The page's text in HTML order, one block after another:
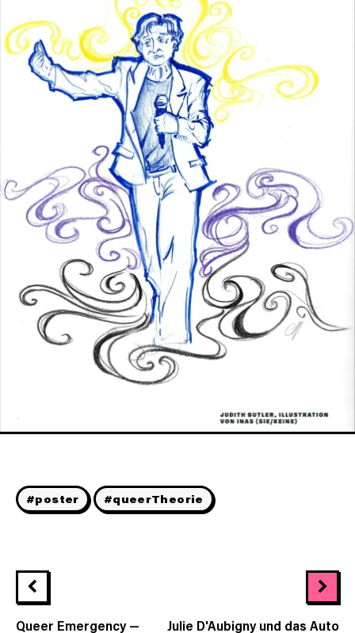
#poster #queerTheorie
Queer Emergency —
Julie D'Aubigny und das Auto